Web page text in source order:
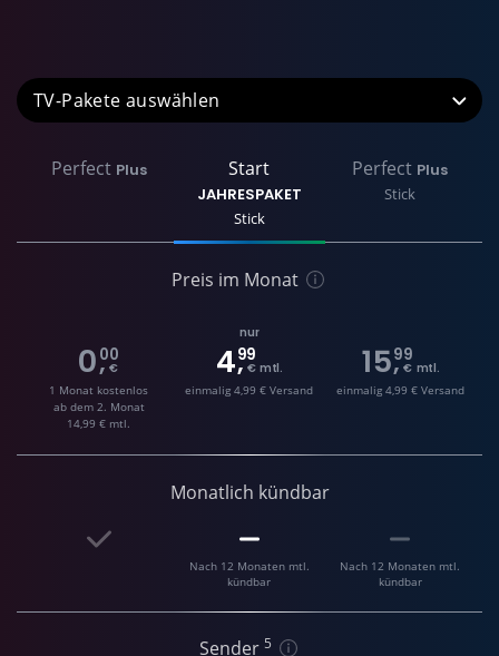
TV-Pakete
Perfect Plus Start
JAHRESPAKET
Stick
Perfect Plus
Stick
Preis im Monat
0,00
€
1 Monat kostenlos
ab dem 2. Monat
14,99 € mtl.
nur
4,99
€ mtl.
einmalig 4,99 € Versand
15,99
€ mtl.
einmalig 4,99 € Versand
Monatlich kündbar
Nach 12 Monaten mtl.
kündbar
Nach 12 Monaten mtl.
kündbar
Sender 5